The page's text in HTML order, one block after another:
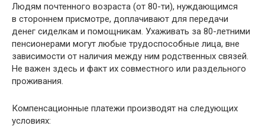
Людям почтенного возраста (от 80-ти), нуждающимся
в стороннем присмотре, доплачивают для передачи
денег сиделкам и помощникам. Ухаживать за 80-летними
пенсионерами могут любые трудоспособные лица, вне
зависимости от наличия между ним родственных связей.
Не важен здесь и факт их совместного или раздельного
проживания.
Компенсационные платежи производят на следующих
условиях: